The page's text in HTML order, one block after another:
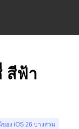
สีฟ้า
ของ iOS 26 บางส่วน